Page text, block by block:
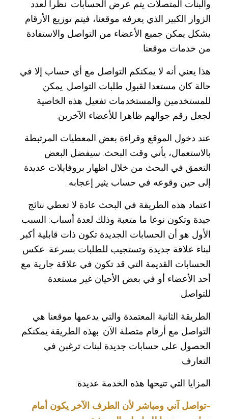
والبنات المتصلات يتم عرض الحسابات. نظرا لعدد
الزوار الكبير الذي يعرفه موقعنا، فيتم توزيع الأرقام
بشكل يمكن جميع الأعضاء من التواصل والاستفادة
من خدمات موقعنا.
هذا يعني أنه لا يمكنكم التواصل مع أي حساب إلا في
حالة كان مستعدا لقبول طلبات التواصل. يمكن
للمستخدمين والمستخدمات تفعيل هذه الخاصية
لجعل رقم جوالهم ظاهرا للأعضاء الآخرين.
عند دخول الموقع وقراءة بعض المعطيات المرتبطة
بالاستعمال، يأتي وقت البحث. سيفضل البعض
التعمق في البحث من خلال اظهار بروفايلات عديدة
إلى حين وقوعه في حساب يثير إعجابه.
اعتماد هذه الطريقة في البحث عادة لا تعطي نتائج
جيدة وتكون نوعا ما متعبة وذلك لعدة أسباب: السبب
الأول هو أن الحسابات الجديدة تكون ذات قابلية أكبر
لبناء علاقة جديدة وتستجيب للطلبات بسرعة. عكس
الحسابات القديمة التي قد تكون في علاقة جارية مع
أحد الأعضاء أو في بعض الأحيان غير مستعدة
للتواصل.
الطريقة الثانية المعتمدة والتي يدعمها موقعنا هي
التواصل مع أرقام متصلة الآن. بهذه الطريقة يمكنكم
الحصول على حسابات جديدة لبنات ترغبن في
التعارف.
المزايا التي تتيحها هذه الخدمة عديدة:
-تواصل آني ومباشر لأن الطرف الآخر يكون أمام